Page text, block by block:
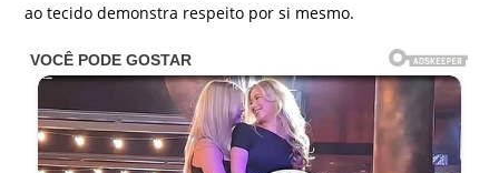
ao tecido demonstra respeito por si mesmo.